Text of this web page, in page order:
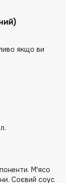
якщо ви
М'ясо
Соєвий соус